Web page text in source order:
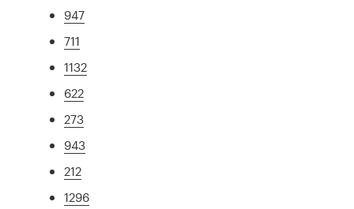
947
711
1132
622
273
943
212
1296